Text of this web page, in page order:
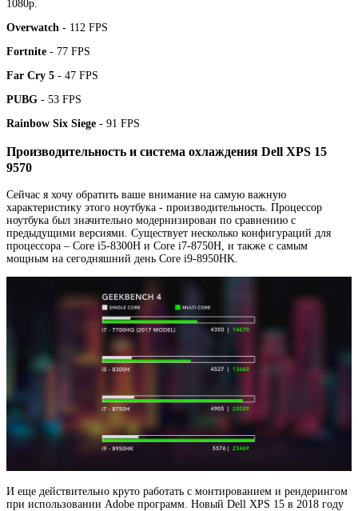
1080р.
Overwatch - 112 FPS
Fortnite - 77 FPS
Far Cry 5 - 47 FPS
PUBG - 53 FPS
Rainbow Six Siege - 91 FPS
Производительность и система охлаждения Dell XPS 15
9570
Сейчас я хочу обратить ваше внимание на самую важную
характеристику этого ноутбука - производительность. Процессор
ноутбука был значительно модернизирован по сравнению с
предыдущими версиями. Существует несколько конфигураций для
процессора – Core i5-8300H и Core i7-8750H, и также с самым
мощным на сегодняшний день Core i9-8950HK.
И еще действительно круто работать с монтированием и рендерингом
при использовании Adobe программ. Новый Dell XPS 15 в 2018 году